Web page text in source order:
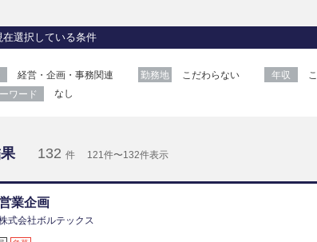
在選択している条件
経営・企画・事務関連 勤務地 こだわらない 年収
ワード
なし
132件 121件〜132件表示
業企画
式会社ボルテックス